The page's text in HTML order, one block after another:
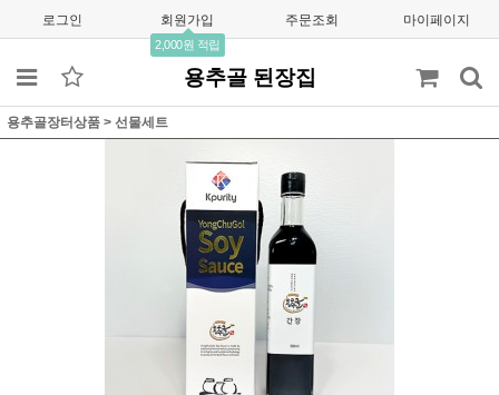
로그인 회원가입
2,000원 적립
주문조회 마이페이지
용추골 된장집
용추골장터상품 > 선물세트